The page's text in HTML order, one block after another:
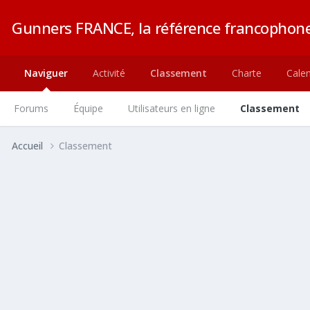
Gunners FRANCE, la référence
Naviguer
Forums Équipe Utilisateurs en ligne Classement
Activité Classement Charte
Accueil Classement